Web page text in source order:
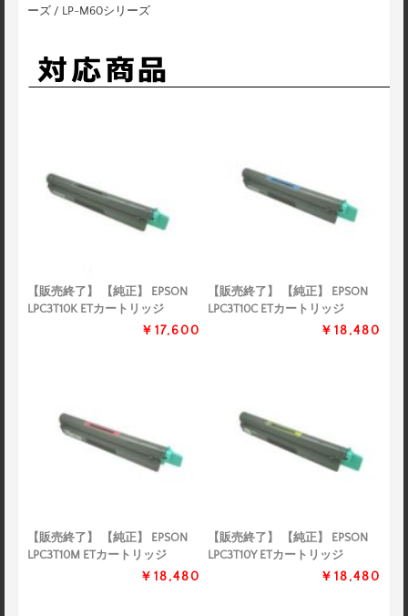
ーズ / LP-M60シリーズ
【販売終了】 【純正】 EPSON
LPC3T10K ETカートリッジ
￥17,600
【販売終了】 【純正】 EPSON
LPC3T10C ETカートリッジ
￥18,480
【販売終了】 【純正】 EPSON
LPC3T10M ETカートリッジ
￥18,480
【販売終了】 【純正】 EPSON
LPC3T10Y ETカートリッジ
￥18,480